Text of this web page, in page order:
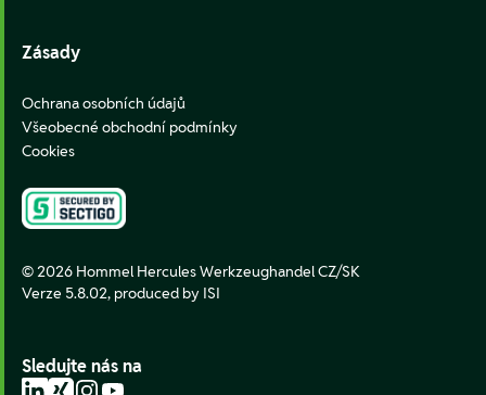
Zásady
Ochrana osobních údajů
Všeobecné obchodní podmínky
Cookies
© 2026 Hommel Hercules Werkzeughandel CZ/SK
Verze 5.8.02, produced by ISI
Sledujte nás na